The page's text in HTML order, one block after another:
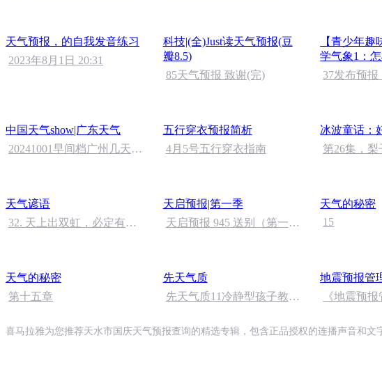
天气预报，的自我发音练习
2023年8月1日 20:31
科技|(全)Just读天气预报(豆
瓣8.5)
85天气预报 致谢(完)
【青少年
学气象1：
37发布预
中国天气show|广东天气
20241001早间档广州几天降
五行穿衣预报简析
4月5号五行穿衣指南
冰波童话：
第26集，梨
天气谚语
32. 天上出双虹，必定有大
天启预报|第一季
天启预报 945 送别（第一季
天气的秘密
15
天气的秘密
第十五章
先天气质
先天气质11冷静型孩子教养
地震预报管
《地震预
喜马拉雅为您推荐天水市国庆天气预报查询的精选专辑，包含正品授权的连播声音和文